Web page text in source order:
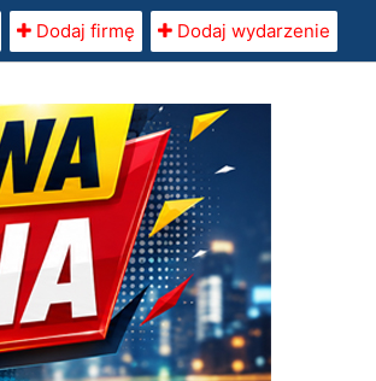
Dodaj firmę Dodaj wydarzenie